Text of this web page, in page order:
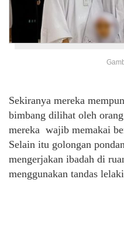
Sekiranya mereka
bimbang dilihat oleh
mereka wajib memakai
Selain itu golongan
mengerjakan ibadah di
menggunakan tandas